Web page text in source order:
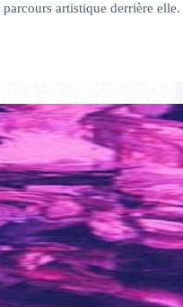
artistique derrière